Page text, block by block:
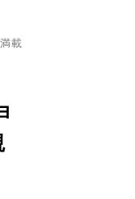
載！」インド映画初心